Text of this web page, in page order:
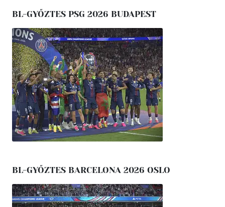
BL-GYŐZTES PSG 2026 BUDAPEST
BL-GYŐZTES BARCELONA 2026 OSLO